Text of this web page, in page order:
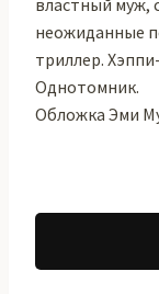
властный муж,
неожиданные
триллер.
Однотомник.
Обложка Эми